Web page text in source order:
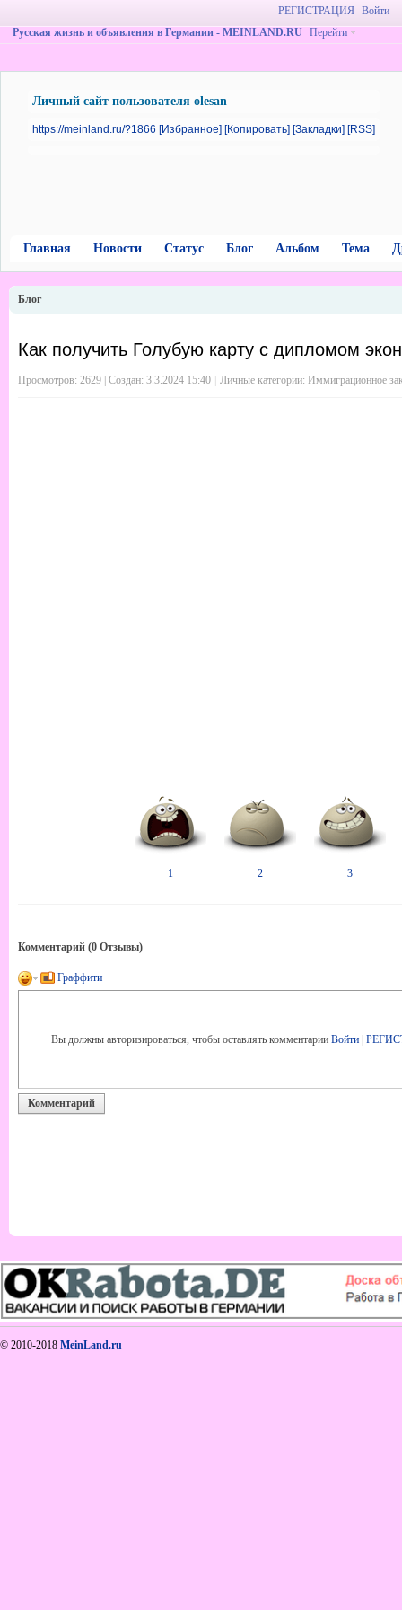
РЕГИСТРАЦИЯ Войти
Русская жизнь и объявления в Германии - MEINLAND.RU Перейти
Личный сайт пользователя olesan
https://meinland.ru/?1866 [Избранное] [Копировать] [Закладки] [RSS]
Главная Новости Статус Блог Альбом Тема
Блог
Как получить Голубую карту с дипломом
Просмотров: 2629 | Создан: 3.3.2024 15:40 Личные категории: Иммиграционное
1 2 3
Комментарий (0 Отзывы)
Граффити
Вы должны авторизироваться, чтобы оставлять комментарии Войти|
Комментарий
© 2010-2018 MeinLand.ru